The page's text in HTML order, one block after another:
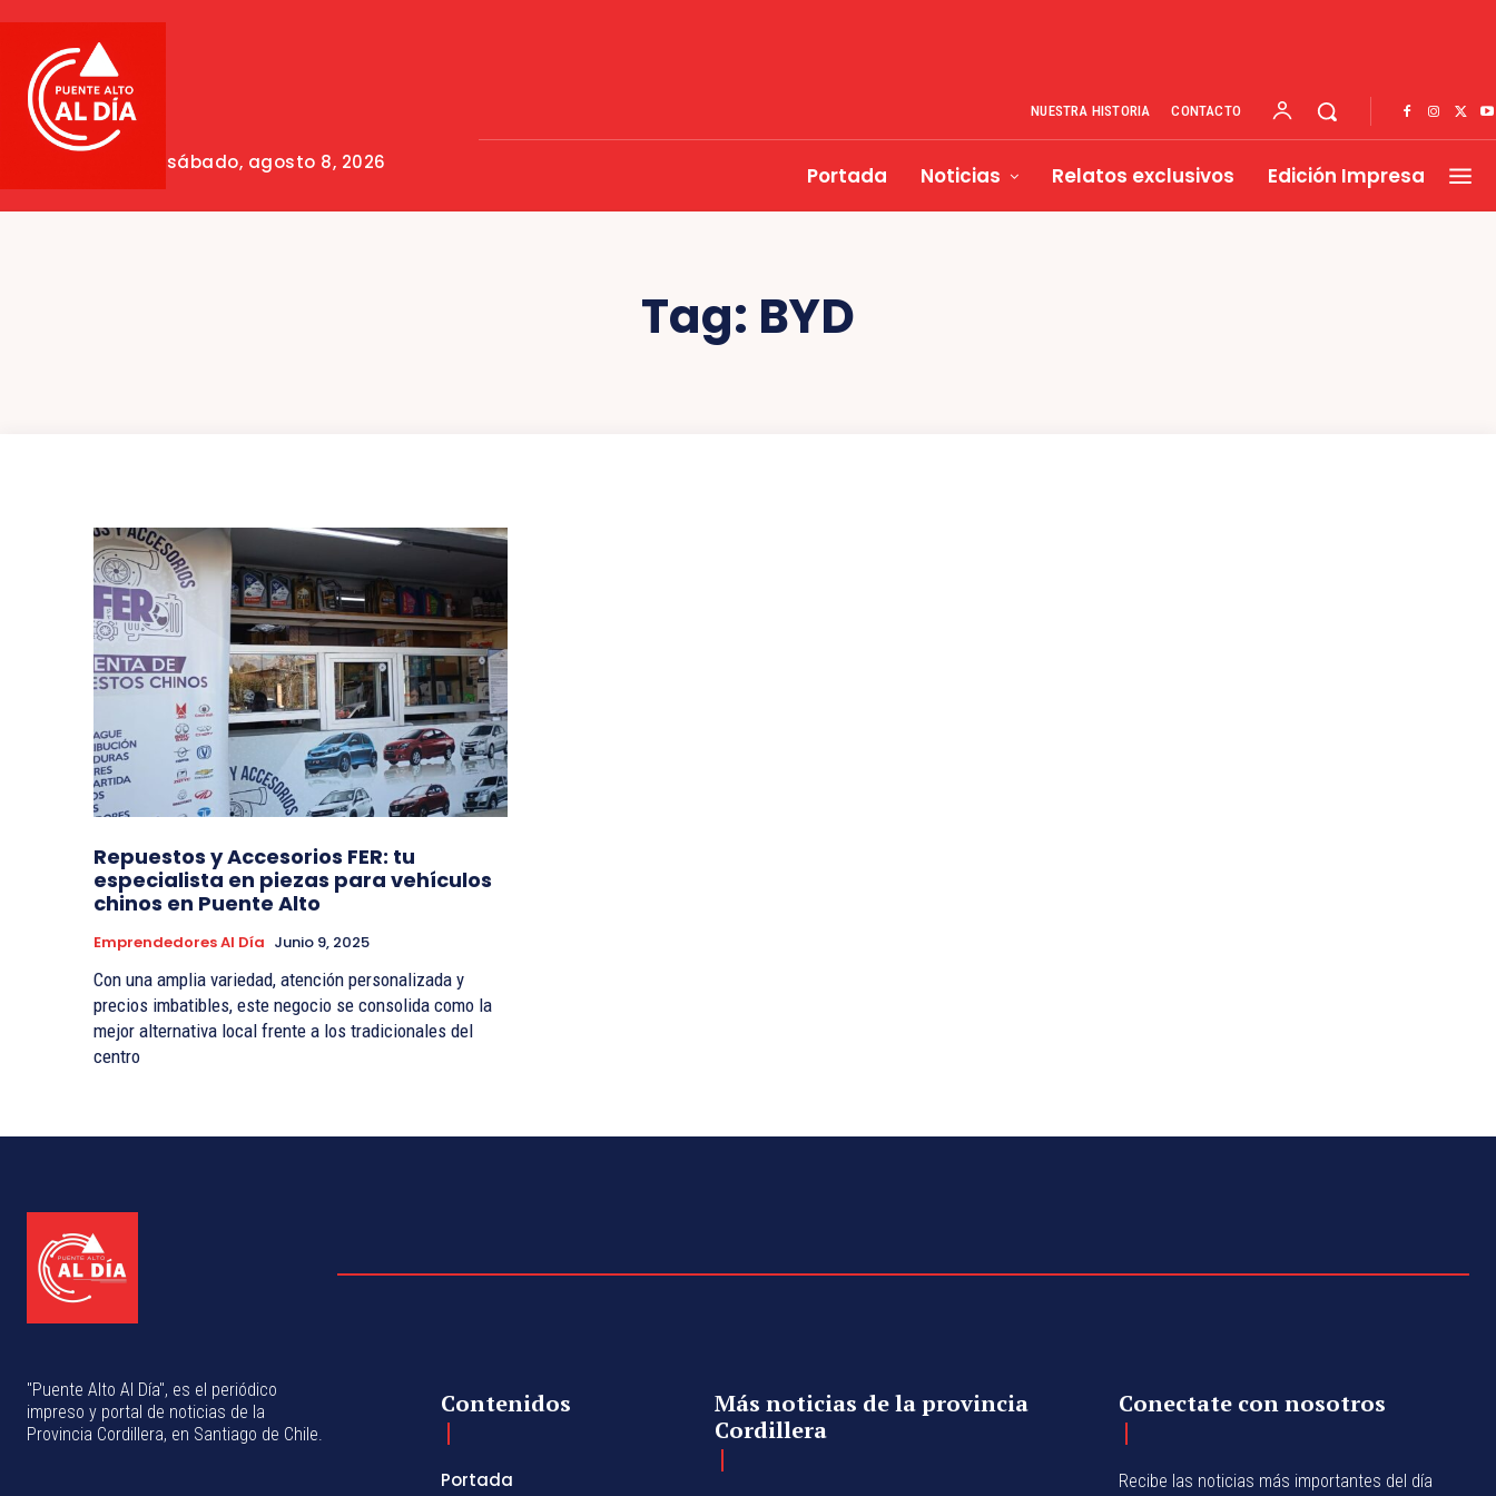
sábado, agosto 8, 2026
NUESTRA HISTORIA CONTACTO
Portada Noticias Relatos exclusivos Edición Impresa
Tag: BYD
Repuestos y Accesorios FER: tu
especialista en piezas para vehículos
chinos en Puente Alto
Emprendedores Al Día Junio 9, 2025
Con una amplia variedad, atención personalizada y
precios imbatibles, este negocio se consolida como la
mejor alternativa local frente a los tradicionales del
centro
"Puente Alto Al Día", es el periódico
impreso y portal de noticias de la
Provincia Cordillera, en Santiago de Chile.
Contenidos
Portada
Más noticias de la provincia
Cordillera
Conectate con nosotros
Recibe las noticias más importantes del día